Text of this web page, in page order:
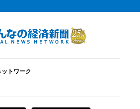
トワーク